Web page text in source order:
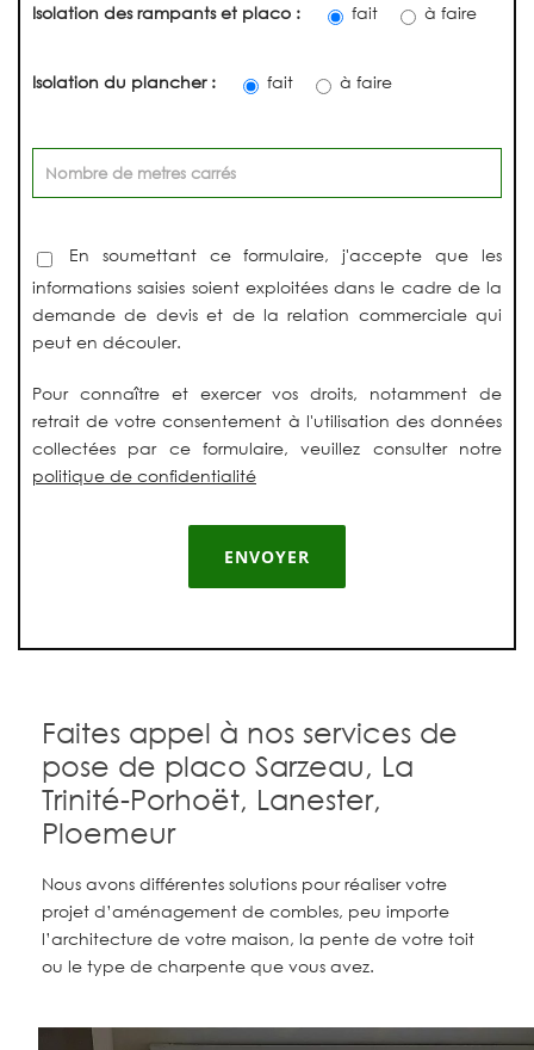
Isolation des rampants et placo : fait à faire
Isolation du plancher : fait à faire
En soumettant ce formulaire, j'accepte que les
informations saisies soient exploitées dans le cadre de la
demande de devis et de la relation commerciale qui
peut en découler.
Pour connaître et exercer vos droits, notamment de
retrait de votre consentement à l'utilisation des données
collectées par ce formulaire, veuillez consulter notre
politique de confidentialité
Faites appel à nos services de
pose de placo Sarzeau, La
Trinité-Porhoët, Lanester,
Ploemeur
Nous avons différentes solutions pour réaliser votre
projet d’aménagement de combles, peu importe
l’architecture de votre maison, la pente de votre toit
ou le type de charpente que vous avez.